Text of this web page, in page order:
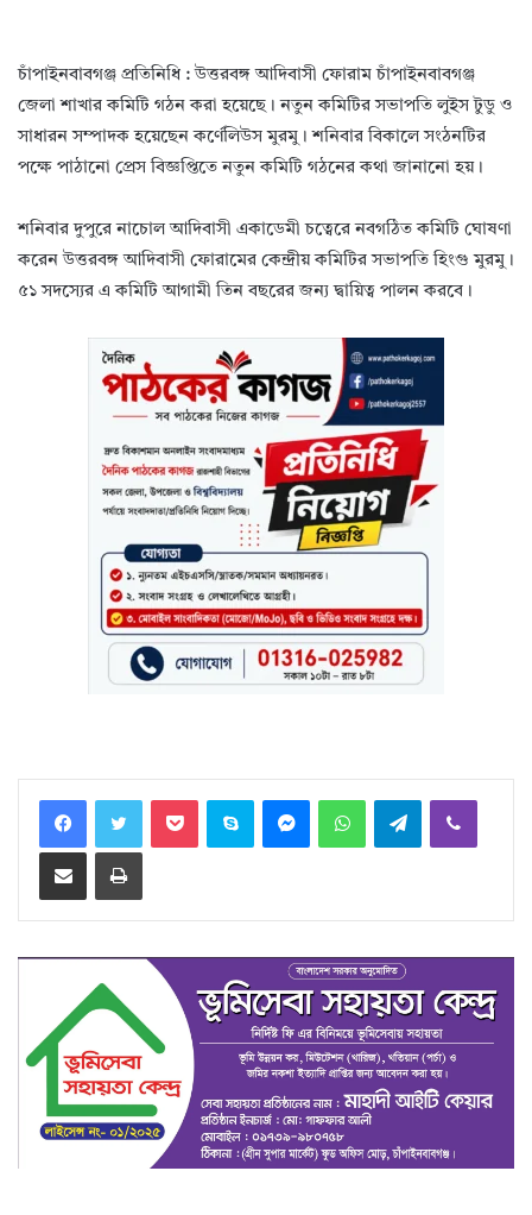
চাঁপাইনবাবগঞ্জ প্রতিনিধি : উত্তরবঙ্গ আদিবাসী ফোরাম চাঁপাইনবাবগঞ্জ
জেলা শাখার কমিটি গঠন করা হয়েছে। নতুন কমিটির সভাপতি লুইস টুডু ও
সাধারন সম্পাদক হয়েছেন কর্ণেলিউস মুরমু। শনিবার বিকালে সংঠনটির
পক্ষে পাঠানো প্রেস বিজ্ঞপ্তিতে নতুন কমিটি গঠনের কথা জানানো হয়।
শনিবার দুপুরে নাচোল আদিবাসী একাডেমী চত্বেরে নবগঠিত কমিটি ঘোষণা
করেন উত্তরবঙ্গ আদিবাসী ফোরামের কেন্দ্রীয় কমিটির সভাপতি হিংগু মুরমু।
৫১ সদস্যের এ কমিটি আগামী তিন বছরের জন্য দ্বায়িত্ব পালন করবে।
FacebookTwitter Pocket Skype MessengerWhatsAppTelegramViber
Share via Email Print